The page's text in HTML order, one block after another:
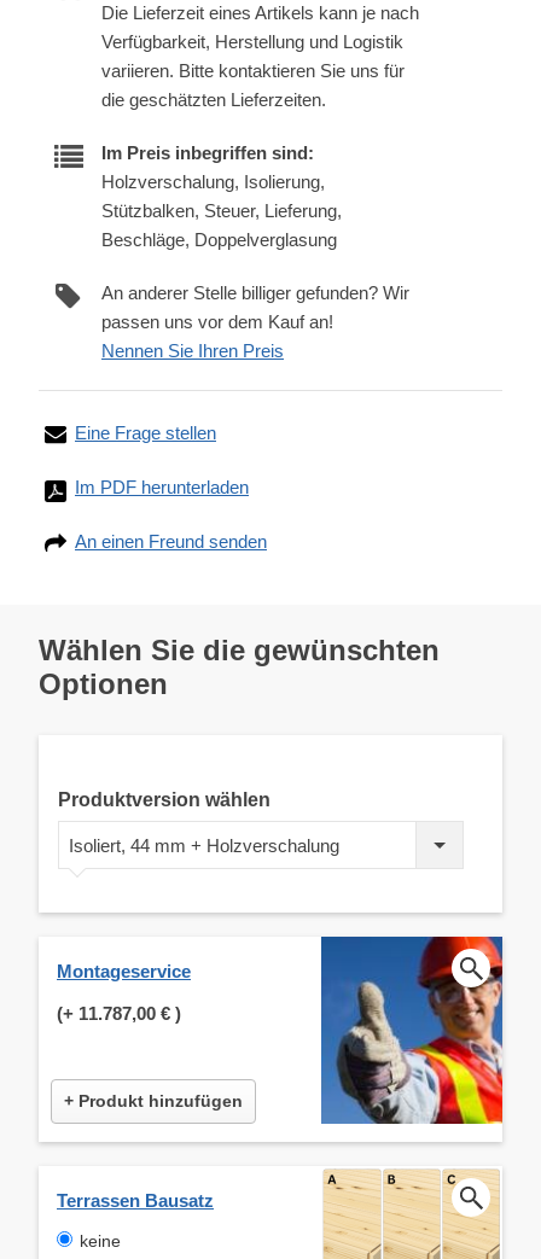
Die Lieferzeit eines Artikels kann je nach
Verfügbarkeit, Herstellung und Logistik
variieren. Bitte kontaktieren Sie uns für
die geschätzten Lieferzeiten.
Im Preis inbegriffen sind:
Holzverschalung, Isolierung,
Stützbalken, Steuer, Lieferung,
Beschläge, Doppelverglasung
An anderer Stelle billiger gefunden? Wir
passen uns vor dem Kauf an!
Nennen Sie Ihren Preis
Eine Frage stellen
Im PDF herunterladen
An einen Freund senden
Wählen Sie die gewünschten
Optionen
Produktversion wählen
Isoliert, 44 mm + Holzverschalung
Montageservice
(+ 11.787,00 € )
+ Produkt hinzufügen
Terrassen Bausatz
keine